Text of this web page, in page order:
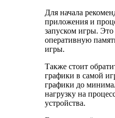
Для начала
приложения и
запуском игры. Это
оперативную
игры.
Также стоит
графики в самой
графики до
нагрузку на
устройства.